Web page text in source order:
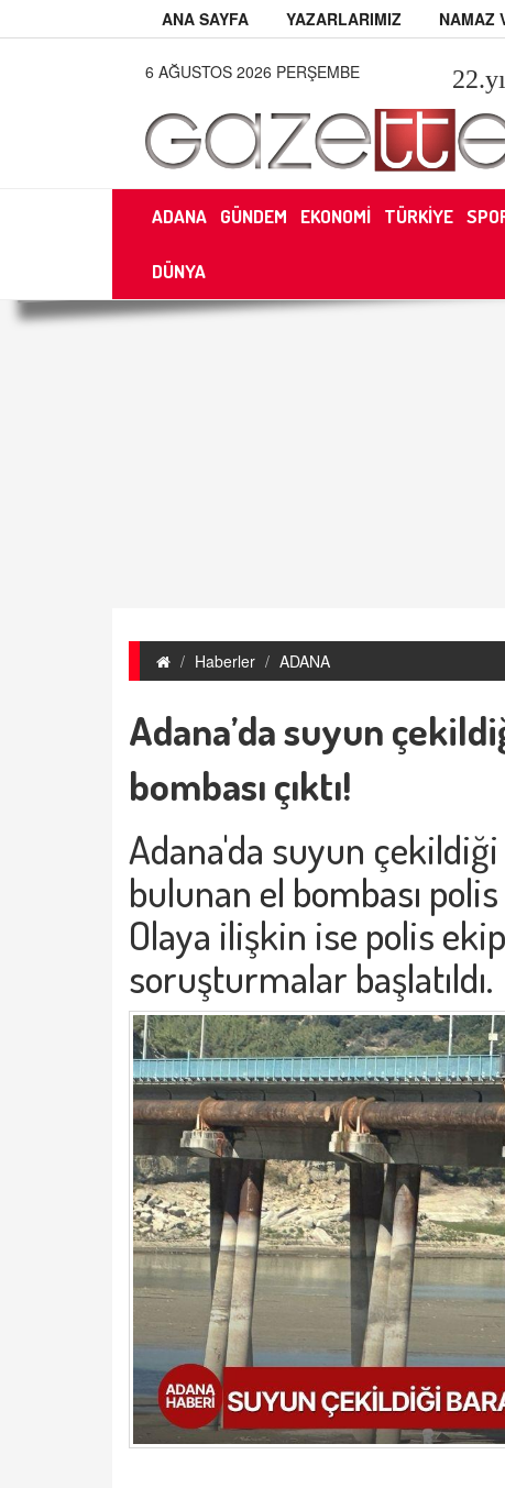
ANA SAYFA YAZARLARIMIZ NAMAZ
6 AĞUSTOS 2026 PERŞEMBE 22
ADANA GÜNDEM EKONOMİ TÜRKİYE
DÜNYA
Haberler ADANA
Adana’da suyun
bombası çıktı!
Adana'da suyun
bulunan el bombası
Olaya ilişkin ise polis
soruşturmalar başlatıldı.